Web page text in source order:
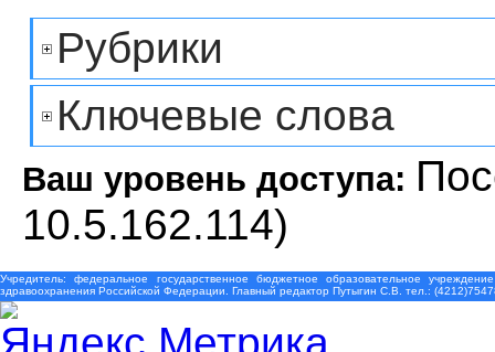
Рубрики
Ключевые слова
Ваш уровень доступа:
10.5.162.114)
Учредитель: федеральное государственное бюджетное образовательное
здравоохранения Российской Федерации. Главный редактор Путыгин С.В. тел.: